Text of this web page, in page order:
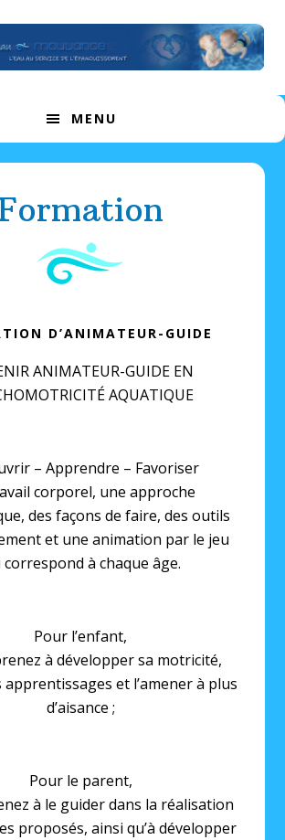
MENU
D’ANIMATEUR-GUIDE
ANIMATEUR-GUIDE EN
AQUATIQUE
– Apprendre – Favoriser
corporel, une approche
des façons de faire, des outils
et une animation par le jeu
correspond à chaque âge.
Pour l’enfant,
à développer sa motricité,
et l’amener à plus
d’aisance ;
Pour le parent,
à le guider dans la réalisation
proposés, ainsi qu’à développer